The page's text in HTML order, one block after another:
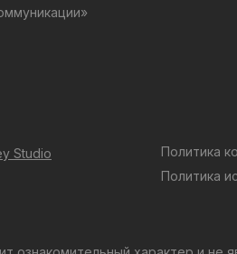
Политика
Политика
Studio